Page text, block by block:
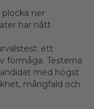
ner
har nått
ett
förmåga. Testerna
med högst
mångfald och